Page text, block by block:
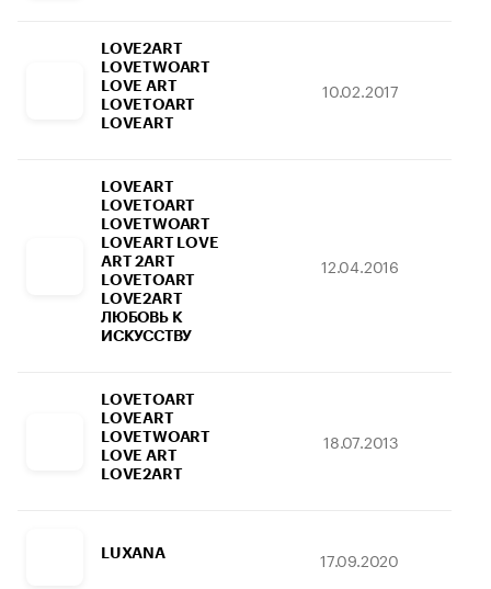
LOVE2ART
LOVETWOART
LOVE ART
LOVETOART
LOVEART
10.02.2017
LOVEART
LOVETOART
LOVETWOART
LOVEART LOVE
ART 2ART
LOVETOART
LOVE2ART
ЛЮБОВЬ К
ИСКУССТВУ
12.04.2016
LOVETOART
LOVEART
LOVETWOART
LOVE ART
LOVE2ART
18.07.2013
LUXANA 17.09.2020